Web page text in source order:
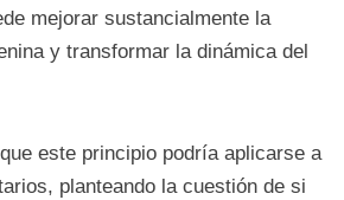
mejorar sustancialmente la
y transformar la dinámica del
este principio podría aplicarse a
planteando la cuestión de si